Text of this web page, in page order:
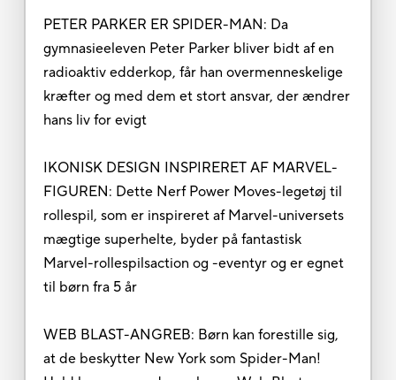
PETER PARKER ER SPIDER-MAN: Da
gymnasieeleven Peter Parker bliver bidt af en
radioaktiv edderkop, får han overmenneskelige
kræfter og med dem et stort ansvar, der ændrer
hans liv for evigt
IKONISK DESIGN INSPIRERET AF MARVEL-
FIGUREN: Dette Nerf Power Moves-legetøj til
rollespil, som er inspireret af Marvel-universets
mægtige superhelte, byder på fantastisk
Marvel-rollespilsaction og -eventyr og er egnet
til børn fra 5 år
WEB BLAST-ANGREB: Børn kan forestille sig,
at de beskytter New York som Spider-Man!